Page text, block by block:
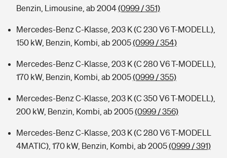
Benzin, Limousine, ab 2004(0999 / 351)
Mercedes-Benz C-Klasse, 203 K (C 230 V6 T-MODELL),
150 kW, Benzin, Kombi, ab 2005(0999 / 354)
Mercedes-Benz C-Klasse, 203 K (C 280 V6 T-MODELL),
170 kW, Benzin, Kombi, ab 2005(0999 / 355)
Mercedes-Benz C-Klasse, 203 K (C 350 V6 T-MODELL),
200 kW, Benzin, Kombi, ab 2005(0999 / 356)
Mercedes-Benz C-Klasse, 203 K (C 280 V6 T-MODELL
4MATIC), 170 kW, Benzin, Kombi, ab 2005(0999 / 391)